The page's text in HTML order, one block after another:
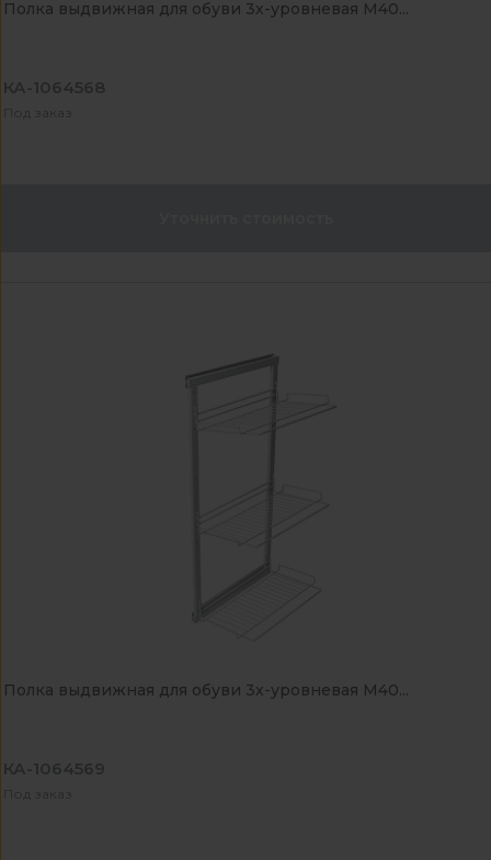
Полка выдвижная для обуви 3х-уровневая М40...
КА-1064568
Под заказ
Полка выдвижная для обуви 3х-уровневая М40...
КА-1064569
Под заказ